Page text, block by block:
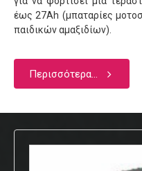
έως 27Αh (μπαταρίες
παιδικών αμαξιδίων).
Περισσότερα...